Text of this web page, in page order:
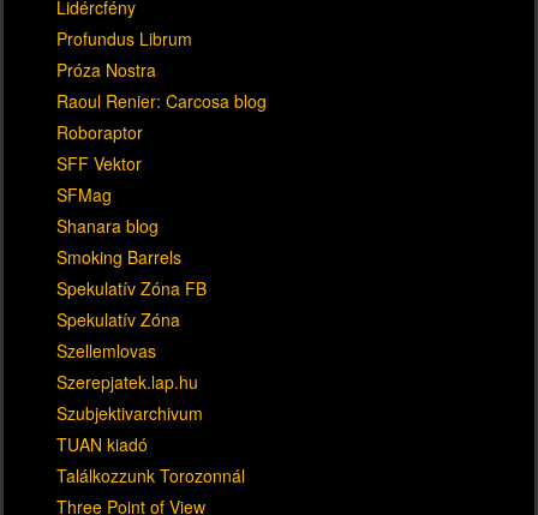
Lidércfény
Profundus Librum
Próza Nostra
Raoul Renier: Carcosa blog
Roboraptor
SFF Vektor
SFMag
Shanara blog
Smoking Barrels
Spekulatív Zóna FB
Spekulatív Zóna
Szellemlovas
Szerepjatek.lap.hu
Szubjektivarchivum
TUAN kiadó
Találkozzunk Torozonnál
Three Point of View